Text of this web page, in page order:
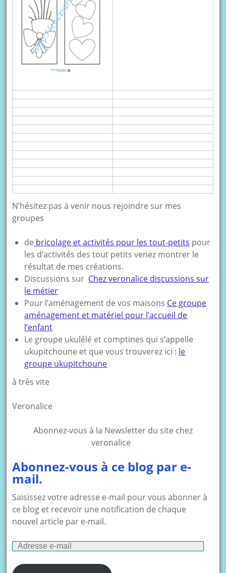
N’hésitez pas à venir nous rejoindre sur mes
groupes
de bricolage et activités pour les tout-petits pour
les d’activités des tout petits venez montrer le
résultat de mes créations.
Discussions sur Chez veronalice discussions sur
le métier
Pour l’aménagement de vos maisons Ce groupe
aménagement et matériel pour l’accueil de
l’enfant
Le groupe ukulélé et comptines qui s’appelle
ukupitchoune et que vous trouverez ici : le
groupe ukupitchoune
à très vite
Veronalice
Abonnez-vous à la Newsletter du site chez
veronalice
Abonnez-vous à ce blog par e-
mail.
Saisissez votre adresse e-mail pour vous abonner à
ce blog et recevoir une notification de chaque
nouvel article par e-mail.
Adresse
mail